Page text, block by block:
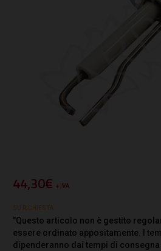
44,30€ + IVA
SU RICHIESTA
"Questo articolo non è gestito
essere ordinato appositamente. I
dipenderanno dai tempi di